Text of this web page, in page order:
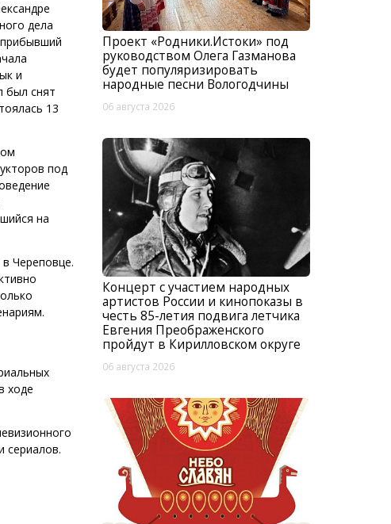
дела
и
был снят
13
под
на
Череповце.
ходе
сериалов.
Проект «Родники.Истоки» под
руководством Олега Газманова
будет популяризировать
народные песни Вологодчины
06 августа 2026
Концерт с участием народных
артистов России и кинопоказы в
честь 85-летия подвига летчика
Евгения Преображенского
пройдут в Кирилловском округе
06 августа 2026